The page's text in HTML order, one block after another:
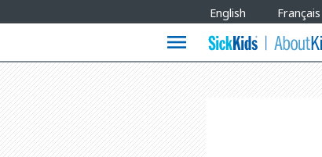
Languages
English Français
menu